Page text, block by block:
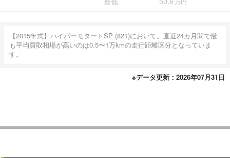
【2015年式】ハイパーモタートSP (821)において。直近24カ月間で最
も平均買取相場が高いのは0.5〜1万kmの走行距離区分となっていま
す。
※データ更新：2026年07月31日